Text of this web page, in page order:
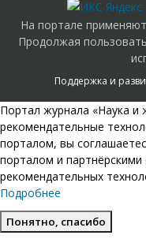
На портале
Продолжая
Поддержка и
Портал журнала «Наука и
рекомендательные
порталом, вы
порталом и
рекомендательных
Подробнее
Понятно, спасибо